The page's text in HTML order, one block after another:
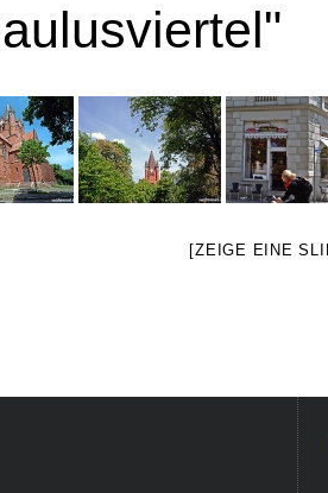
[ZEIGE EINE